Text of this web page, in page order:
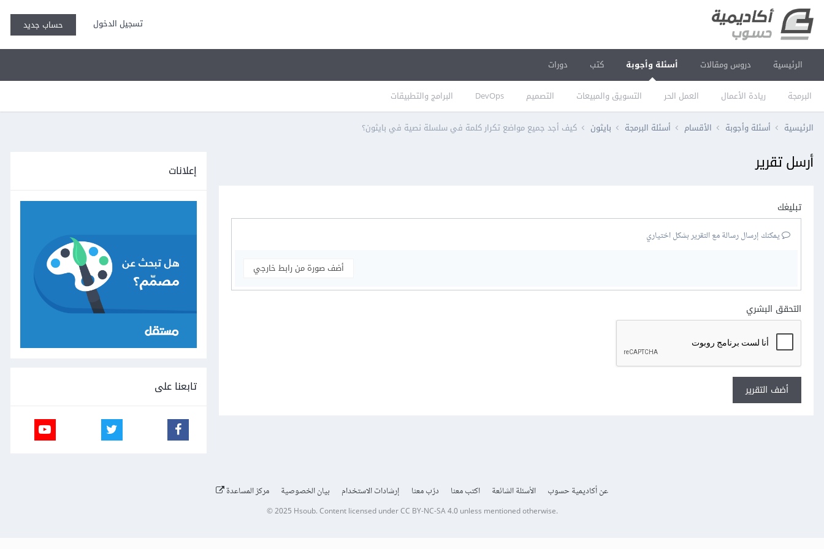
تسجيل الدخول حساب جديد
الرئيسية دروس ومقالات أسئلة وأجوبة
البرمجة ريادة الأعمال العمل الحر التسويق والمبيعات التصميم DevOps البرامج والتطبيقات
كتب دورات
الرئيسية أسئلة وأجوبة الأقسام أسئلة البرمجة بايثون كيف أجد جميع مواضع تكرار كلمة في سلسلة نصية في بايثون؟
أرسل تقرير
تبليغك
يمكنك إرسال رسالة مع التقرير بشكل اختياري
أضف صورة من رابط خارجي
التحقق البشري
أضف التقرير
إعلانات
تابعنا على
عن أكاديمية حسوب الأسئلة الشائعة اكتب معنا درّب معنا إرشادات الاستخدام بيان الخصوصية مركز المساعدة
© 2025 Hsoub.Content licensed underCC BY-NC-SA 4.0unless mentioned otherwise.